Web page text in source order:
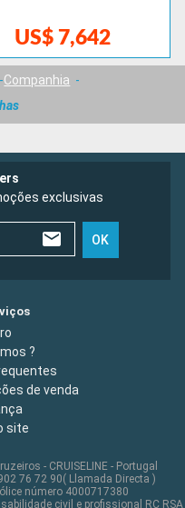
US$ 7,642
Companhia
exclusivas
OK
?
de venda
site
- CRUISELINE - Portugal
76 72 90( Llamada Directa )
número 4000717380
civil e profissional RC RSA